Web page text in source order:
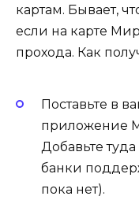
картам. Бывает,
если на карте
прохода. Как
Поставьте в
приложение
Добавьте
банки
пока нет).